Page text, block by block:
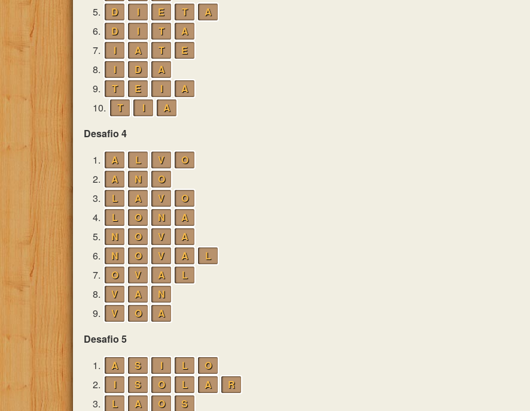
5.
D I E T
A
6.
D I T
A
7.
I A T
E
8.
I D
A
9.
T E I
A
10.
T I
A
Desafio 4
1.
A L V
O
2.
A N
O
3.
L A V
O
4.
L O N
A
5.
N O V
A
6.
N O V A
L
7.
O V A
L
8.
V A
N
9.
V O
A
Desafio 5
1.
A S I L
O
2.
I S O L A
R
3.
L A O
S